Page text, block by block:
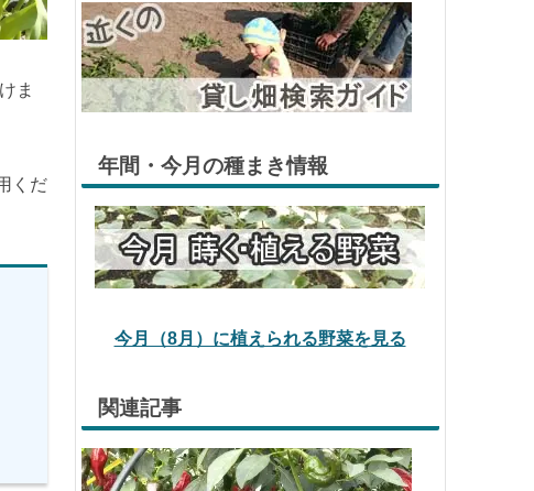
ま
くだ
年間・今月の種まき情報
今月（8月）に植えられる野菜を見る
関連記事